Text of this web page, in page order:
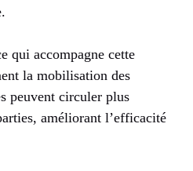
qui accompagne cette
la mobilisation des
peuvent circuler plus
améliorant l’efficacité